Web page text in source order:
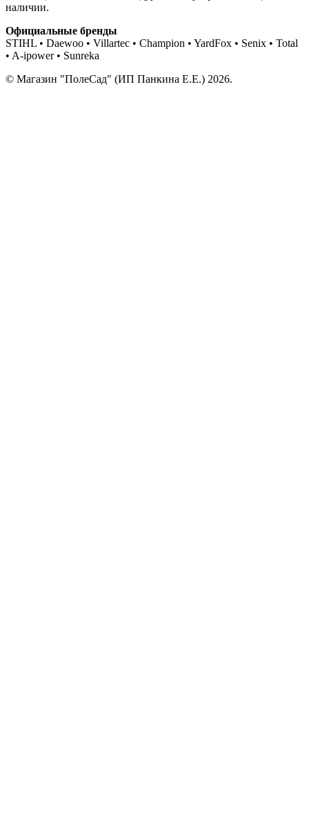
наличии.
Официальные бренды
STIHL • Daewoo • Villartec • Champion • YardFox • Senix • Total
• A-ipower • Sunreka
© Магазин "ПолеСад" (ИП Панкина Е.Е.) 2026.